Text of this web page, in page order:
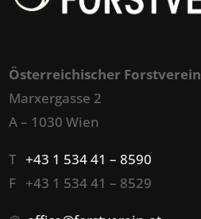
Österreichischer Forstverein
Marxergasse 2
A – 1030 Wien
T+43 1 534 41 – 8590
F +43 1 534 41 – 8529